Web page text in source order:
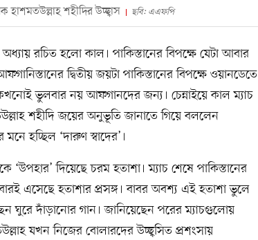
হাশমতউল্লাহ শহীদির উচ্ছ্বাস ছবি: এএফপি
রচিত হলো কাল। পাকিস্তানের বিপক্ষে যেটা আবার
দ্বিতীয় জয়টা পাকিস্তানের বিপক্ষে ওয়ানডেতে
ভুলবার নয় আফগানদের জন্য। চেন্নাইয়ে কাল ম্যাচ
শহীদি জয়ের অনুভূতি জানাতে গিয়ে বললেন
হচ্ছিল ‘দারুণ স্বাদের’।
দিয়েছে চরম হতাশা। ম্যাচ শেষে পাকিস্তানের
এসেছে হতাশার প্রসঙ্গ। বাবর অবশ্য এই হতাশা ভুলে
ঘুরে দাঁড়ানোর গান। জানিয়েছেন পরের ম্যাচগুলোয়
যখন নিজের বোলারদের উচ্ছ্বসিত প্রশংসায়